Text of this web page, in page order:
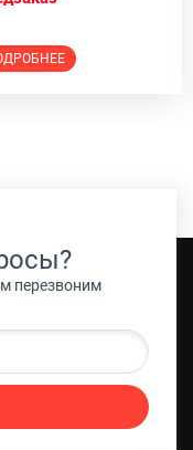
перезвоним